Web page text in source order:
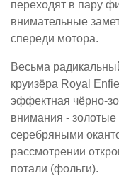
переходят в пару
внимательные
спереди мотора.
Весьма
круизёра Royal
эффектная чёрно-
внимания -
серебряными
рассмотрении
потали (фольги).